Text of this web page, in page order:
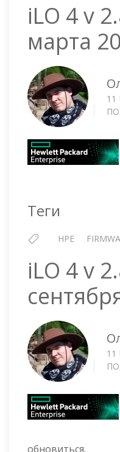
iLO 4 v
марта
11
Теги
HPE
iLO 4 v
11
обновиться.